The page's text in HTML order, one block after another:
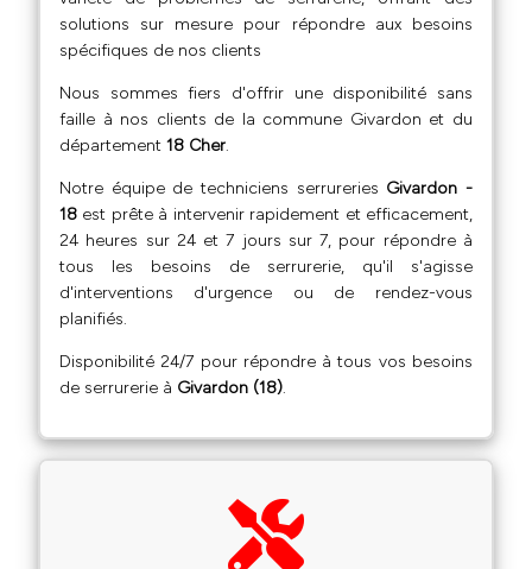
solutions sur mesure pour répondre aux besoins
spécifiques de nos clients
Nous sommes fiers d'offrir une disponibilité sans
faille à nos clients de la commune Givardon et du
département 18 Cher.
Notre équipe de techniciens serrureries Givardon -
18 est prête à intervenir rapidement et efficacement,
24 heures sur 24 et 7 jours sur 7, pour répondre à
tous les besoins de serrurerie, qu'il s'agisse
d'interventions d'urgence ou de rendez-vous
planifiés.
Disponibilité 24/7 pour répondre à tous vos besoins
de serrurerie à Givardon (18).